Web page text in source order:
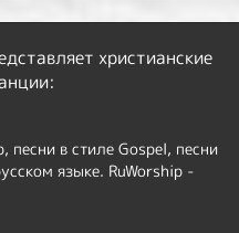
христианские
песни в стиле Gospel, песни
языке. RuWorship -